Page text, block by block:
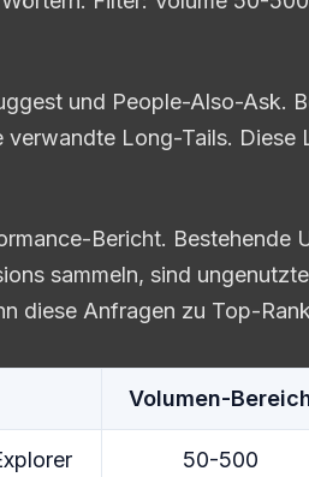
und People-Also-Ask.
Long-Tails. Diese
Bericht. Bestehende
sammeln, sind
diese Anfragen zu Top-
Volumen-
50-500